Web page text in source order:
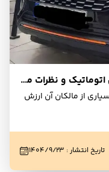
بررسی اجمالی ام وی ام X33 کراس اتوماتیک و نظرات مردمی کاربران و مالکان
از مالکان آن ارزش
تاریخ انتشار: ۱۴۰۴/۹/۲۳